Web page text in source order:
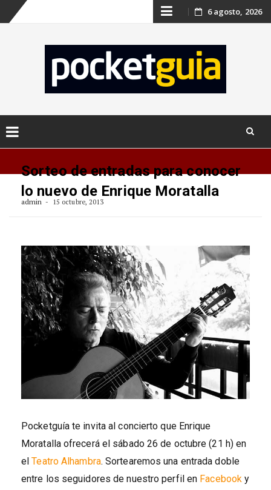
Skip
content
6 agosto, 2026
Sorteo de entradas para conocer
lo nuevo de Enrique Moratalla
admin 15 octubre, 2013
Pocketguía te invita al concierto que Enrique
Moratalla ofrecerá el sábado 26 de octubre (21 h) en
elTeatro Alhambra. Sortearemos una entrada doble
entre los seguidores de nuestro perfil en Facebook y